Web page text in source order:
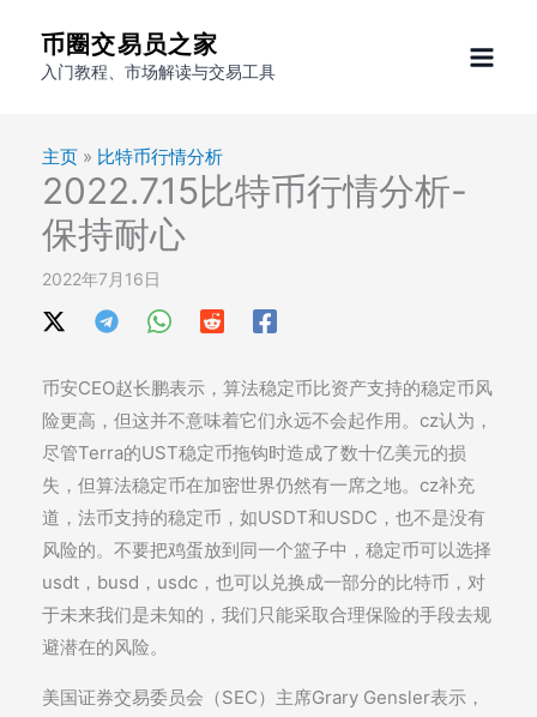
币圈交易员之家
入门教程、市场解读与交易工具
主页 » 比特币行情分析
2022.7.15比特币行情分析-
保持耐心
2022年7月16日
币安CEO赵长鹏表示，算法稳定币比资产支持的稳定币风
险更高，但这并不意味着它们永远不会起作用。cz认为，
尽管Terra的UST稳定币拖钩时造成了数十亿美元的损
失，但算法稳定币在加密世界仍然有一席之地。cz补充
道，法币支持的稳定币，如USDT和USDC，也不是没有
风险的。不要把鸡蛋放到同一个篮子中，稳定币可以选择
usdt，busd，usdc，也可以兑换成一部分的比特币，对
于未来我们是未知的，我们只能采取合理保险的手段去规
避潜在的风险。
美国证券交易委员会（SEC）主席Grary Gensler表示，